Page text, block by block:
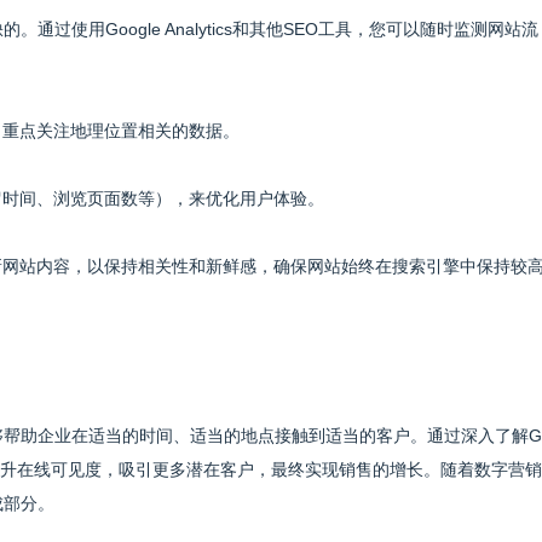
。通过使用Google Analytics和其他SEO工具，您可以随时监测网站流
点关注地理位置相关的数据。
间、浏览页面数等），来优化用户体验。
站内容，以保持相关性和新鲜感，确保网站始终在搜索引擎中保持较
助企业在适当的时间、适当的地点接触到适当的客户。通过深入了解
在线可见度，吸引更多潜在客户，最终实现销售的增长。随着数字营
分。